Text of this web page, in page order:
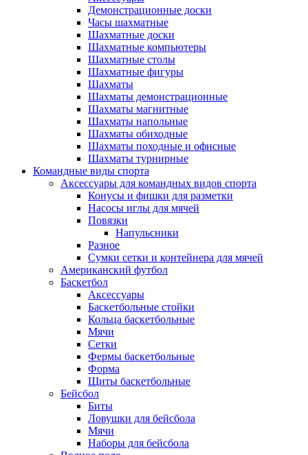
Демонстрационные доски
Часы шахматные
Шахматные доски
Шахматные компьютеры
Шахматные столы
Шахматные фигуры
Шахматы
Шахматы демонстрационные
Шахматы магнитные
Шахматы напольные
Шахматы обиходные
Шахматы походные и офисные
Шахматы турнирные
Командные виды спорта
Аксессуары для командных видов спорта
Конусы и фишки для разметки
Насосы иглы для мячей
Повязки
Напульсники
Разное
Сумки сетки и контейнера для мячей
Американский футбол
Баскетбол
Аксессуары
Баскетбольные стойки
Кольца баскетбольные
Мячи
Сетки
Фермы баскетбольные
Форма
Щиты баскетбольные
Бейсбол
Биты
Ловушки для бейсбола
Мячи
Наборы для бейсбола